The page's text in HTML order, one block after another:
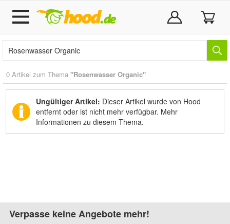
0 Artikel zum Thema "Rosenwasser Organic"
Ungültiger Artikel: Dieser Artikel wurde von Hood
entfernt oder ist nicht mehr verfügbar. Mehr
Informationen zu diesem Thema.
Verpasse keine Angebote mehr!